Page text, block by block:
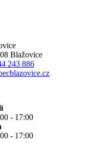
Blažovice
243 886
- 17:00
- 17:00